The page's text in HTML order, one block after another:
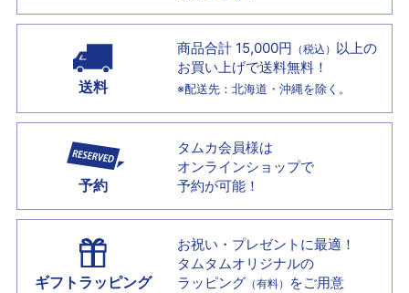
送料
商品合計 15,000円 （税込） 以上の
お買い上げで送料無料！
※配送先：北海道・沖縄を除く。
予約
タムカ会員様は
オンラインショップで
予約が可能！
ギフトラッピング
お祝い・プレゼントに最適！
タムタムオリジナルの
ラッピング （有料） をご用意